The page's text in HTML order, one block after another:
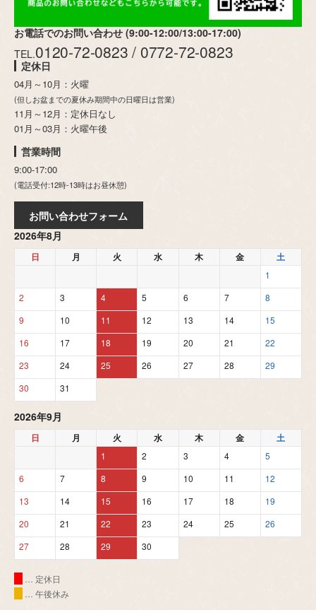
お電話でのお問い合わせ (9:00-12:00/13:00-17:00)
TEL.0120-72-0823 / 0772-72-0823
定休日
04月～10月：火曜
(但しお盆までの夏休み期間中の日曜日は営業)
11月～12月：定休日なし
01月～03月：火曜午後
営業時間
9:00-17:00
(電話受付:12時-13時はお昼休憩)
お問い合わせフォーム
2026年8月
日 月 火 水 木 金 土
1
2
3 4 5 6 7
8
9
10 11 12 13 14
15
16
17 18 19 20 21
22
23
24 25 26 27 28
29
30
31
2026年9月
日 月 火 水 木 金 土
1 2 3 4
5
6
7 8 9 10 11
12
13
14 15 16 17 18
19
20
21 22 23 24 25
26
27
28 29 30
… 定休日
… 午後休み